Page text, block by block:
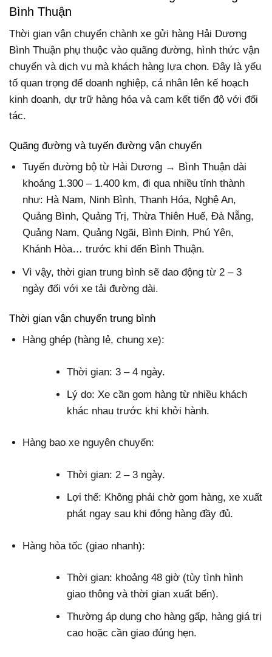
Bình Thuận
Thời gian vận chuyển chành xe gửi hàng Hải Dương
Bình Thuận phụ thuộc vào quãng đường, hình thức vận
chuyển và dịch vụ mà khách hàng lựa chọn. Đây là yếu
tố quan trọng để doanh nghiệp, cá nhân lên kế hoạch
kinh doanh, dự trữ hàng hóa và cam kết tiến độ với đối
tác.
Quãng đường và tuyến đường vận chuyển
Tuyến đường bộ từ Hải Dương → Bình Thuận dài
khoảng 1.300 – 1.400 km, đi qua nhiều tỉnh thành
như: Hà Nam, Ninh Bình, Thanh Hóa, Nghệ An,
Quảng Bình, Quảng Trị, Thừa Thiên Huế, Đà Nẵng,
Quảng Nam, Quảng Ngãi, Bình Định, Phú Yên,
Khánh Hòa… trước khi đến Bình Thuận.
Vì vậy, thời gian trung bình sẽ dao động từ 2 – 3
ngày đối với xe tải đường dài.
Thời gian vận chuyển trung bình
Hàng ghép (hàng lẻ, chung xe):
Thời gian: 3 – 4 ngày.
Lý do: Xe cần gom hàng từ nhiều khách
khác nhau trước khi khởi hành.
Hàng bao xe nguyên chuyến:
Thời gian: 2 – 3 ngày.
Lợi thế: Không phải chờ gom hàng, xe xuất
phát ngay sau khi đóng hàng đầy đủ.
Hàng hỏa tốc (giao nhanh):
Thời gian: khoảng 48 giờ (tùy tình hình
giao thông và thời gian xuất bến).
Thường áp dụng cho hàng gấp, hàng giá trị
cao hoặc cần giao đúng hẹn.